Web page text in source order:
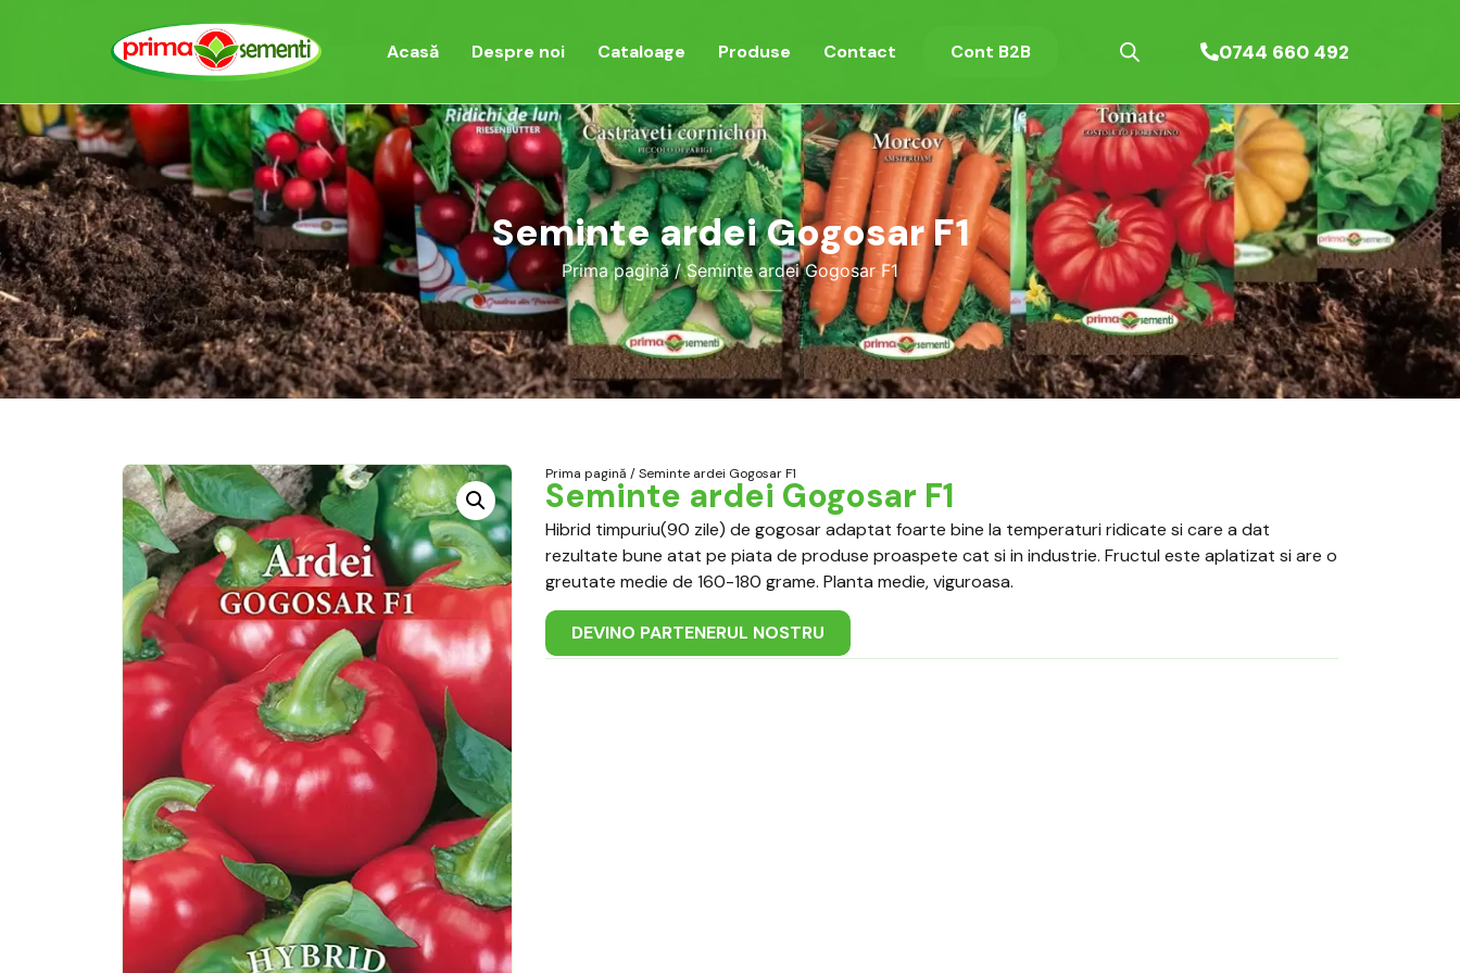
Acasă Despre noi Cataloage Produse Contact Cont B2B 0744 660 492
Seminte ardei Gogosar F1
Prima pagină/ Seminte ardei Gogosar F1
Prima pagină / Seminte ardei Gogosar F1
Seminte ardei Gogosar F1
Hibrid timpuriu(90 zile) de gogosar adaptat foarte bine la temperaturi ridicate si care a dat
rezultate bune atat pe piata de produse proaspete cat si in industrie. Fructul este aplatizat si are o
greutate medie de 160-180 grame. Planta medie, viguroasa.
DEVINO PARTENERUL NOSTRU